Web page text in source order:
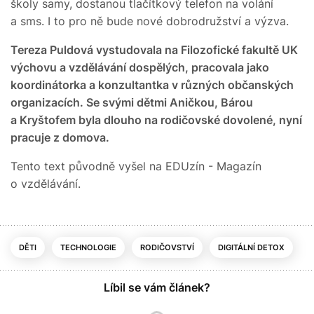
školy samy, dostanou tlačítkový telefon na volání
a sms. I to pro ně bude nové dobrodružství a výzva.
Tereza Puldová vystudovala na Filozofické fakultě UK
výchovu a vzdělávání dospělých, pracovala jako
koordinátorka a konzultantka v různých občanských
organizacích. Se svými dětmi Aničkou, Bárou
a Kryštofem byla dlouho na rodičovské dovolené, nyní
pracuje z domova.
Tento text původně vyšel na EDUzín - Magazín
o vzdělávání.
DĚTI TECHNOLOGIE RODIČOVSTVÍ DIGITÁLNÍ DETOX
Líbil se vám článek?